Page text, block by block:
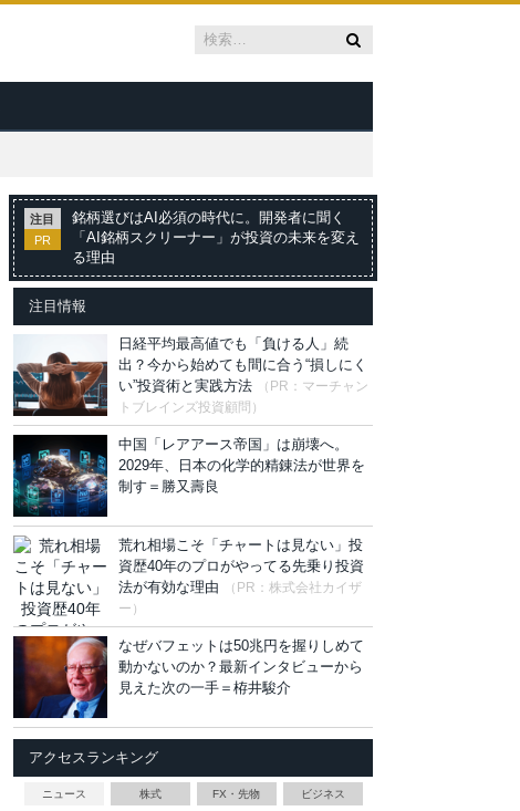
注目
PR
銘柄選びはAI必須の時代に。開発者に聞く
「AI銘柄スクリーナー」が投資の未来を変え
る理由
注目情報
日経平均最高値でも「負ける人」続
出？今から始めても間に合う“損しにく
い”投資術と実践方法
（PR：マーチャン
トブレインズ投資顧問）
中国「レアアース帝国」は崩壊へ。
2029年、日本の化学的精錬法が世界を
制す＝勝又壽良
荒れ相場こそ「チャートは見ない」投
資歴40年のプロがやってる先乗り投資
法が有効な理由
（PR：株式会社カイザ
ー）
なぜバフェットは50兆円を握りしめて
動かないのか？最新インタビューから
見えた次の一手＝栫井駿介
アクセスランキング
ニュース 株式 FX・先物 ビジネス